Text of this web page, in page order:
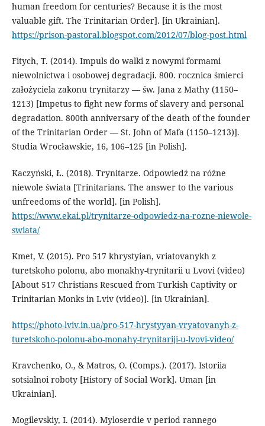
human freedom for centuries? Because it is the most
valuable gift. The Trinitarian Order]. [in Ukrainian].
https://prison-pastoral.blogspot.com/2012/07/blog-post.html
Fitych, T. (2014). Impuls do walki z nowymi formami
niewolnictwa i osobowej degradacji. 800. rocznica śmierci
założyciela zakonu trynitarzy — św. Jana z Mathy (1150–
1213) [Impetus to fight new forms of slavery and personal
degradation. 800th anniversary of the death of the founder
of the Trinitarian Order — St. John of Mafa (1150–1213)].
Studia Wrocławskie, 16, 106–125 [in Polish].
Kaczyński, Ł. (2018). Trynitarze. Odpowiedź na różne
niewole świata [Trinitarians. The answer to the various
unfreedoms of the world]. [in Polish].
https://www.ekai.pl/trynitarze-odpowiedz-na-rozne-niewole-
swiata/
Kmet, V. (2015). Pro 517 khrystyian, vriatovanykh z
turetskoho polonu, abo monakhy-trynitarii u Lvovi (video)
[About 517 Christians Rescued from Turkish Captivity or
Trinitarian Monks in Lviv (video)]. [in Ukrainian].
https://photo-lviv.in.ua/pro-517-hrystyyan-vryatovanyh-z-
turetskoho-polonu-abo-monahy-trynitariji-u-lvovi-video/
Kravchenko, O., & Matros, O. (Comps.). (2017). Istoriia
sotsialnoi roboty [History of Social Work]. Uman [in
Ukrainian].
Mogilevskiy, I. (2014). Myloserdie v period rannego